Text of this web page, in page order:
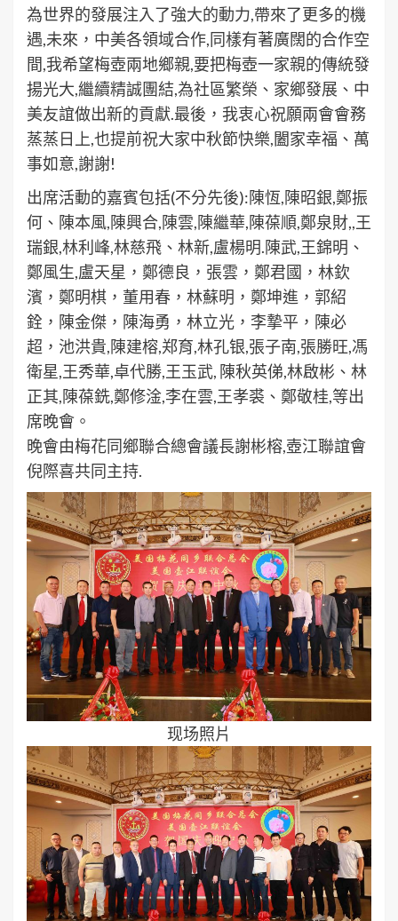
為世界的發展注入了強大的動力,帶來了更多的機
遇,未來，中美各領域合作,同樣有著廣闊的合作空
間,我希望梅壺兩地鄉親,要把梅壺一家親的傳統發
揚光大,繼續精誠團結,為社區繁榮、家鄉發展、中
美友誼做出新的貢獻.最後，我衷心祝願兩會會務
蒸蒸日上,也提前祝大家中秋節快樂,闔家幸福、萬
事如意,謝謝!
出席活動的嘉賓包括(不分先後):陳恆,陳昭銀,鄭振
何、陳本風,陳興合,陳雲,陳繼華,陳葆順,鄭泉財,,王
瑞銀,林利峰,林慈飛、林新,盧楊明.陳武,王錦明、
鄭風生,盧天星，鄭德良，張雲，鄭君國，林欽
濱，鄭明棋，董用春，林蘇明，鄭坤進，郭紹
銓，陳金傑，陳海勇，林立光，李摯平，陳必
超，池洪貴,陳建榕,郑育,林孔银,張子南,張勝旺,馮
衛星,王秀華,卓代勝,王玉武, 陳秋英俤,林啟彬、林
正其,陳葆銑,鄭修淦,李在雲,王孝裘、鄭敬桂,等出
席晚會。
晚會由梅花同鄉聯合總會議長謝彬榕,壺江聯誼會
倪際喜共同主持.
现场照片